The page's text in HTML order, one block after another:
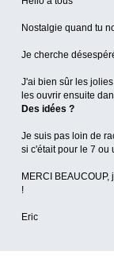
Nostalgie quand tu
Je cherche
J'ai bien sûr les
les ouvrir ensuite
Des idées ?
Je suis pas loin de
si c'était pour le 7 ou
MERCI
!
Eric